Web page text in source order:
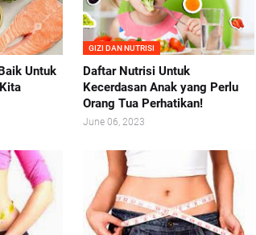
Untuk
GIZI DAN NUTRISI
Daftar Nutrisi Untuk
Kecerdasan Anak yang Perlu
Orang Tua Perhatikan!
June 06, 2023